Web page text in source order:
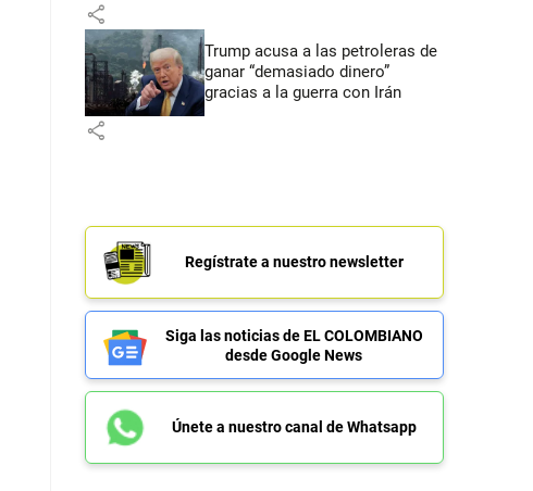
share
Trump acusa a las petroleras de
ganar “demasiado dinero”
gracias a la guerra con Irán
share
Regístrate a nuestro newsletter
Siga las noticias de EL COLOMBIANO
desde Google News
Únete a nuestro canal de Whatsapp